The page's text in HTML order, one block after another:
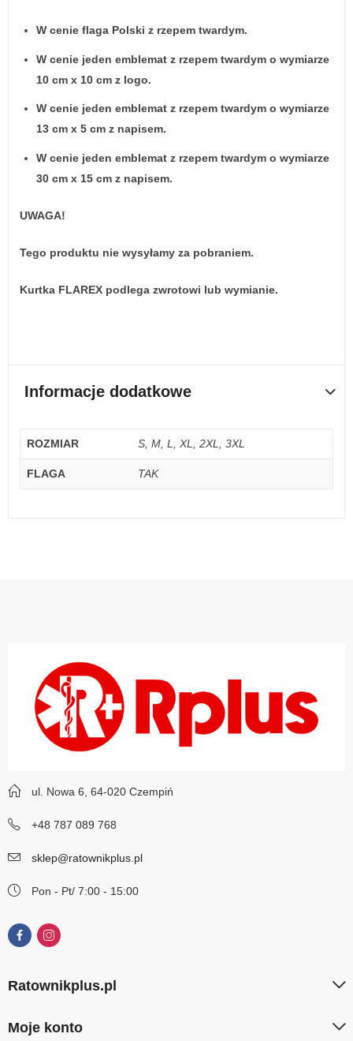
W cenie flaga Polski z rzepem twardym.
W cenie jeden emblemat z rzepem twardym o wymiarze
10 cm x 10 cm z logo.
W cenie jeden emblemat z rzepem twardym o wymiarze
13 cm x 5 cm z napisem.
W cenie jeden emblemat z rzepem twardym o wymiarze
30 cm x 15 cm z napisem.
UWAGA!
Tego produktu nie wysyłamy za pobraniem.
Kurtka FLAREX podlega zwrotowi lub wymianie.
Informacje dodatkowe
ROZMIAR S, M, L, XL, 2XL, 3XL
FLAGA TAK
ul. Nowa 6, 64-020 Czempiń
+48 787 089 768
sklep@ratownikplus.pl
Pon - Pt/ 7:00 - 15:00
Ratownikplus.pl
Moje konto